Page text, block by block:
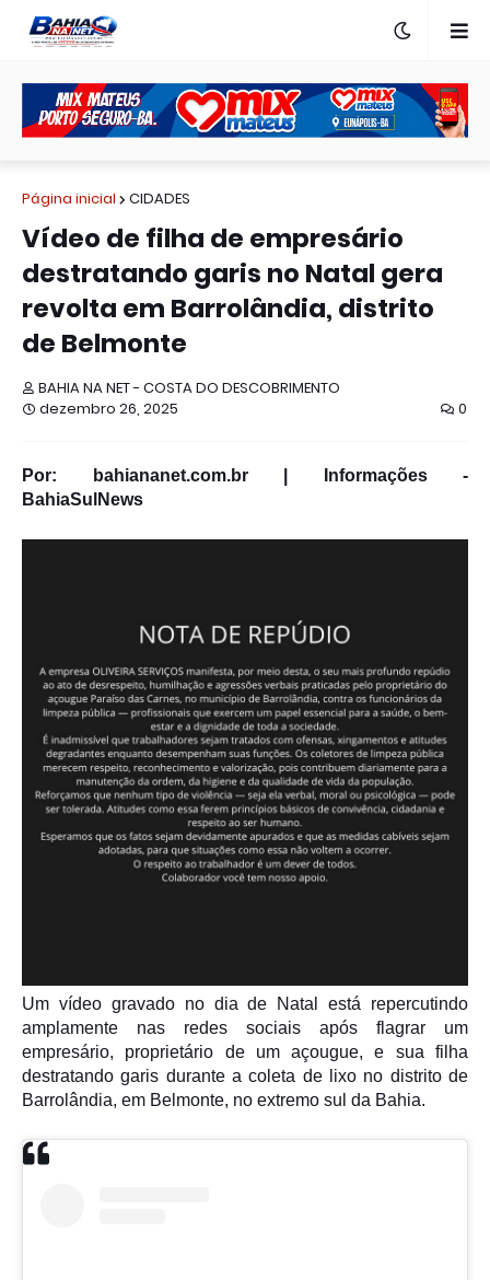
Página inicial CIDADES
Vídeo de filha de empresário
destratando garis no Natal gera
revolta em Barrolândia, distrito
de Belmonte
BAHIA NA NET - COSTA DO DESCOBRIMENTO
dezembro 26, 2025
0
Por: bahiananet.com.br | Informações -
BahiaSulNews
Um vídeo gravado no dia de Natal está repercutindo
amplamente nas redes sociais após flagrar um
empresário, proprietário de um açougue, e sua filha
destratando garis durante a coleta de lixo no distrito de
Barrolândia, em Belmonte, no extremo sul da Bahia.